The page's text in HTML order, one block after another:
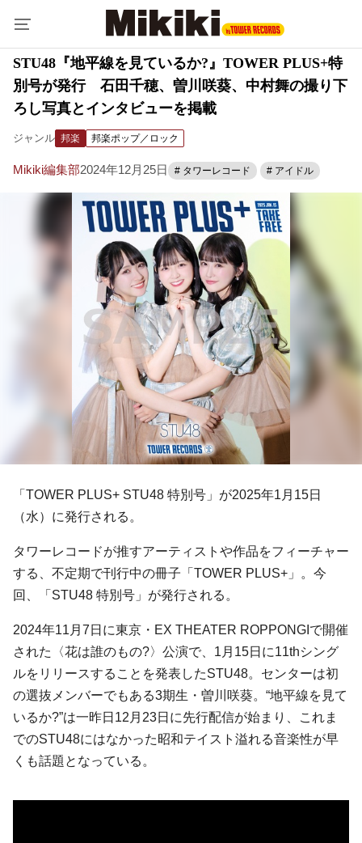
STU48『地平線を見ているか?』TOWER PLUS+特
別号が発行 石田千穂、曽川咲葵、中村舞の撮り下
ろし写真とインタビューを掲載
ジャンル 邦楽 邦楽ポップ／ロック
Mikiki編集部2024年12月25日 # タワーレコード # アイドル
「TOWER PLUS+ STU48 特別号」が2025年1月15日
（水）に発行される。
タワーレコードが推すアーティストや作品をフィーチャー
する、不定期で刊行中の冊子「TOWER PLUS+」。今
回、「STU48 特別号」が発行される。
2024年11月7日に東京・EX THEATER ROPPONGIで開催
された〈花は誰のもの?〉公演で、1月15日に11thシング
ルをリリースすることを発表したSTU48。センターは初
の選抜メンバーでもある3期生・曽川咲葵。“地平線を見て
いるか?”は一昨日12月23日に先行配信が始まり、これま
でのSTU48にはなかった昭和テイスト溢れる音楽性が早
くも話題となっている。